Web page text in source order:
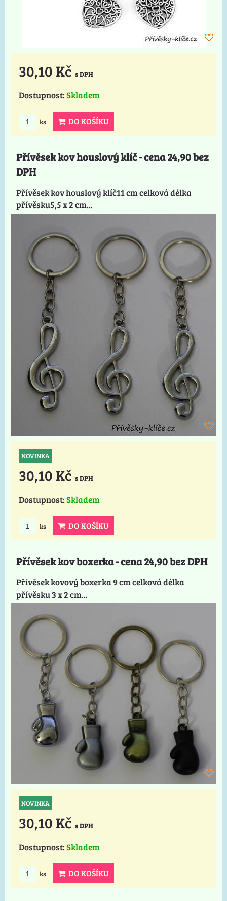
30,10 Kč s DPH
Dostupnost:Skladem
ks DO KOŠÍKU
Přívěsek kov houslový klíč - cena 24,90 bez
DPH
Přívěsek kov houslový klíč11 cm celková délka
přívěsku5,5 x 2 cm...
NOVINKA
30,10 Kč s DPH
Dostupnost:Skladem
ks DO KOŠÍKU
Přívěsek kov boxerka - cena 24,90 bez DPH
Přívěsek kovový boxerka 9 cm celková délka
přívěsku 3 x 2 cm...
NOVINKA
30,10 Kč s DPH
Dostupnost:Skladem
ks DO KOŠÍKU